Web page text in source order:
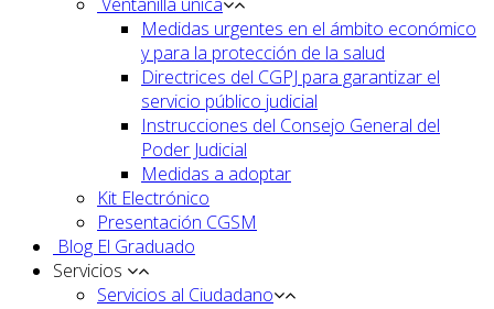
Medidas urgentes en el ámbito económico
y para la protección de la salud
Directrices del CGPJ para garantizar el
servicio público judicial
Instrucciones del Consejo General del
Poder Judicial
Medidas a adoptar
Kit Electrónico
Presentación CGSM
Blog El Graduado
Servicios
Servicios al Ciudadano